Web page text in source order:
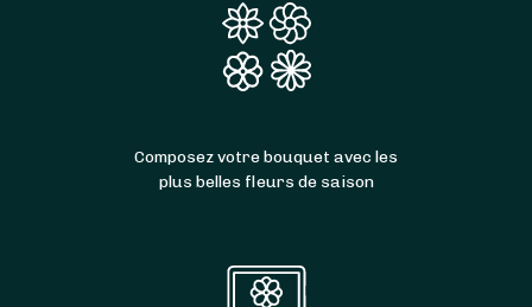
Composez votre bouquet avec les
plus belles fleurs de saison